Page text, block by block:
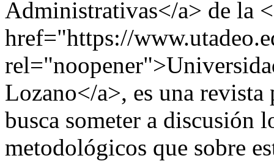
Administrativas</a> de la
href="https://
Lozano</a>, es una
busca someter a discusión
metodológicos que sobre